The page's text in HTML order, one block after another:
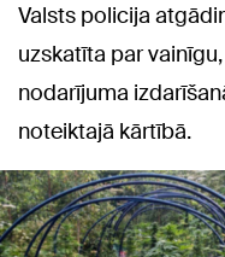
Valsts policija
uzskatīta par
nodarījuma
noteiktajā kārtībā.